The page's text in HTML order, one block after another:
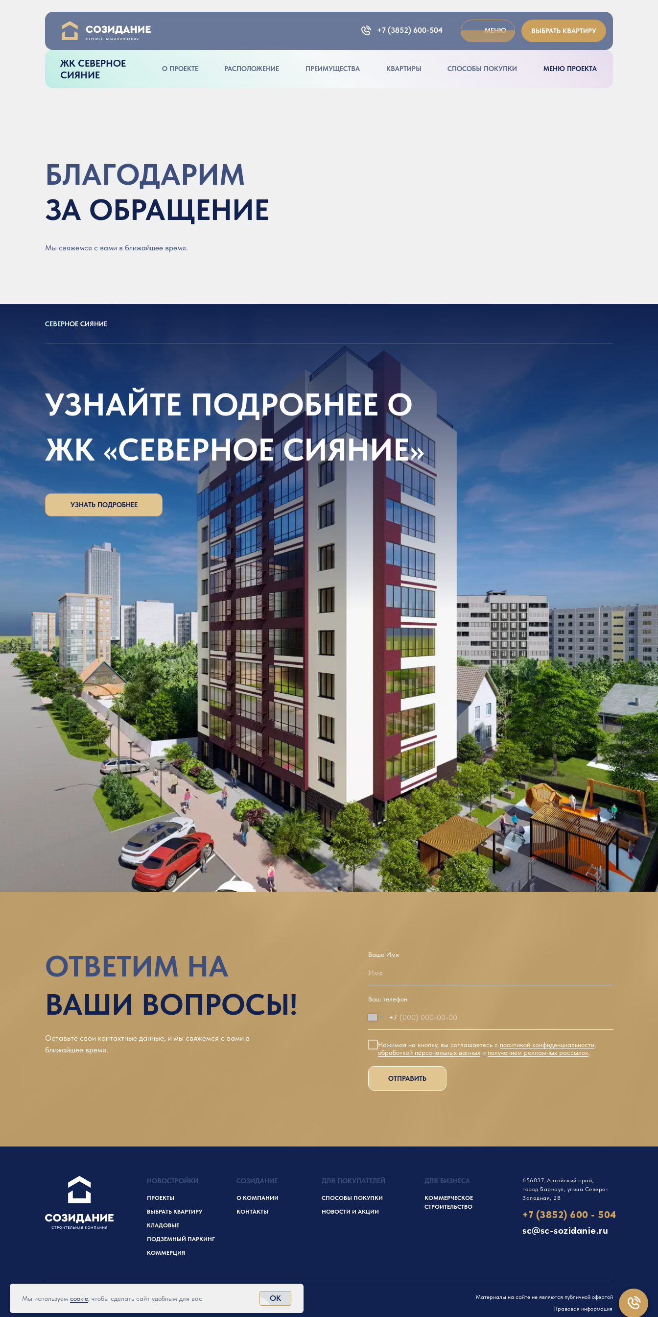
МЕНЮ
+7 (3852) 600-504 ВЫБРАТЬ КВАРТИРУ
О ПРОЕКТЕ РАСПОЛОЖЕНИЕ ПРЕИМУЩЕСТВА КВАРТИРЫ СПОСОБЫ ПОКУПКИ МЕНЮ ПРОЕКТА
ЖК СЕВЕРНОЕ
СИЯНИЕ
БЛАГОДАРИМ
ЗА ОБРАЩЕНИЕ
Мы свяжемся с вами в ближайшее время.
УЗНАЙТЕ ПОДРОБНЕЕ О
ЖК «СЕВЕРНОЕ СИЯНИЕ»
УЗНАТЬ ПОДРОБНЕЕ
СЕВЕРНОЕ СИЯНИЕ
ОТВЕТИМ НА
ВАШИ ВОПРОСЫ!
Оставьте свои контактные данные, и мы свяжемся с вами в
ближайшее время.
Ваше Имя
Имя
Ваш телефон
+7
Нажимая на кнопку, вы соглашаетесь с политикой конфиденциальности,
обработкой персональных данных и получением рекламных рассылок.
ОТПРАВИТЬ
656037, Алтайский край,
город Барнаул, улица Северо-
Западная, 2В
НОВОСТРОЙКИ
ПРОЕКТЫ
ВЫБРАТЬ КВАРТИРУ
КЛАДОВЫЕ
ПОДЗЕМНЫЙ ПАРКИНГ
КОММЕРЦИЯ
СОЗИДАНИЕ
О КОМПАНИИ
КОНТАКТЫ
ДЛЯ ПОКУПАТЕЛЕЙ
СПОСОБЫ ПОКУПКИ
НОВОСТИ И АКЦИИ
ДЛЯ БИЗНЕСА
КОММЕРЧЕСКОЕ
СТРОИТЕЛЬСТВО
sc@sc-sozidanie.ru
+7 (3852) 600 - 504
Материалы на сайте не являются публичной офертой
Правовая информация
СК «Созидание» © 2025
Мы используем cookie, чтобы сделать сайт удобным для вас OK